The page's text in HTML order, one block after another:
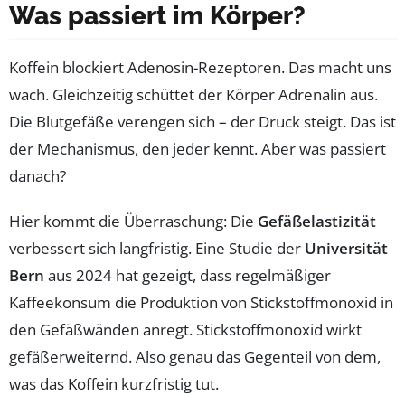
Was passiert im Körper?
Koffein blockiert Adenosin-Rezeptoren. Das macht uns
wach. Gleichzeitig schüttet der Körper Adrenalin aus.
Die Blutgefäße verengen sich – der Druck steigt. Das ist
der Mechanismus, den jeder kennt. Aber was passiert
danach?
Hier kommt die Überraschung: Die Gefäßelastizität
verbessert sich langfristig. Eine Studie der Universität
Bern aus 2024 hat gezeigt, dass regelmäßiger
Kaffeekonsum die Produktion von Stickstoffmonoxid in
den Gefäßwänden anregt. Stickstoffmonoxid wirkt
gefäßerweiternd. Also genau das Gegenteil von dem,
was das Koffein kurzfristig tut.